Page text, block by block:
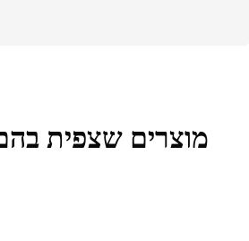
מוצרים שצפית